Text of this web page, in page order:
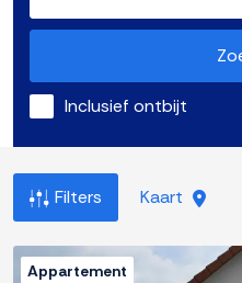
Inclusief ontbijt
Filters Kaart
Appartement